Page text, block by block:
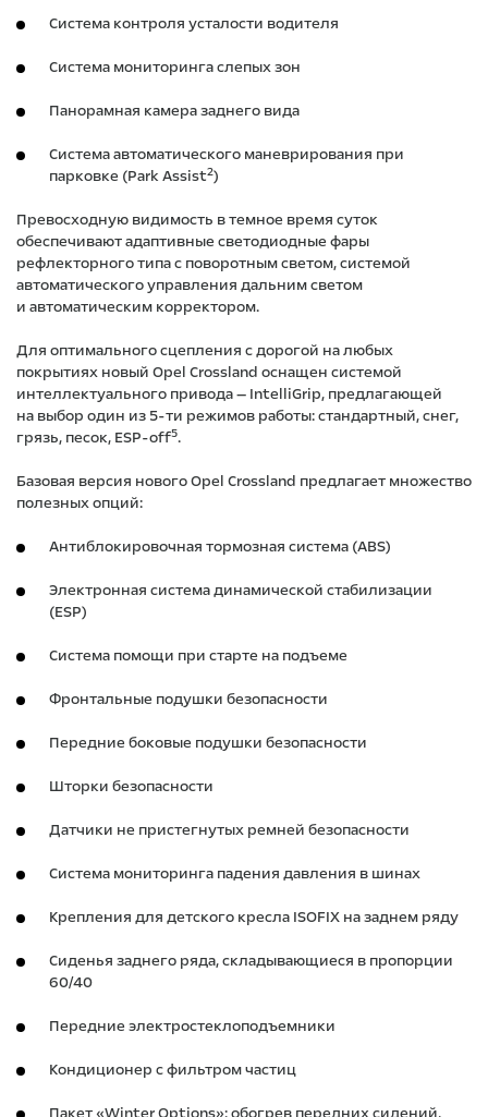
Система контроля усталости водителя
Система мониторинга слепых зон
Панорамная камера заднего вида
Система автоматического маневрирования при
парковке (Park Assist2)
Превосходную видимость в темное время суток
обеспечивают адаптивные светодиодные фары
рефлекторного типа с поворотным светом, системой
автоматического управления дальним светом
и автоматическим корректором.
Для оптимального сцепления с дорогой на любых
покрытиях новый Opel Crossland оснащен системой
интеллектуального привода — IntelliGrip, предлагающей
на выбор один из 5-ти режимов работы: стандартный, снег,
грязь, песок, ESP-off5.
Базовая версия нового Opel Crossland предлагает множество
полезных опций:
Антиблокировочная тормозная система (ABS)
Электронная система динамической стабилизации
(ESP)
Система помощи при старте на подъеме
Фронтальные подушки безопасности
Передние боковые подушки безопасности
Шторки безопасности
Датчики не пристегнутых ремней безопасности
Система мониторинга падения давления в шинах
Крепления для детского кресла ISOFIX на заднем ряду
Сиденья заднего ряда, складывающиеся в пропорции
60/40
Передние электростеклоподъемники
Кондиционер с фильтром частиц